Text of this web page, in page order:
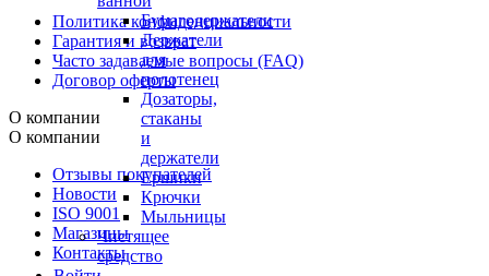
Бумагодержатели
Держатели
для
полотенец
Дозаторы,
стаканы
и
держатели
Ершики
Крючки
Мыльницы
Чистящее
средство
Политика конфиденциальности
Гарантия и возврат
Часто задаваемые вопросы (FAQ)
Договор оферты
О компании
О компании
Отзывы покупателей
Новости
ISO 9001
Магазины
Контакты